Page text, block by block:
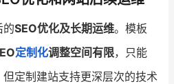
的SEO优化及长期运维。模板
定制化调整空间有限，只能
定制建站支持更深层次的技术